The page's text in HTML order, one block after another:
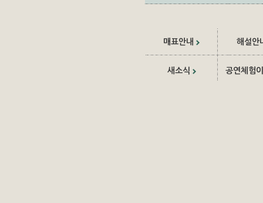
매표안내 해설안
새소식 공연체험